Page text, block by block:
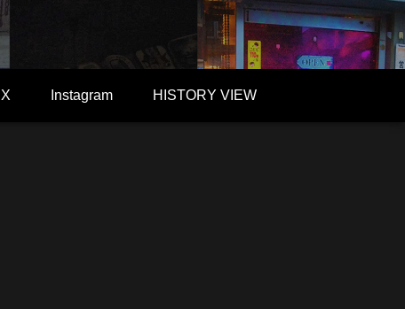
X Instagram HISTORY VIEW